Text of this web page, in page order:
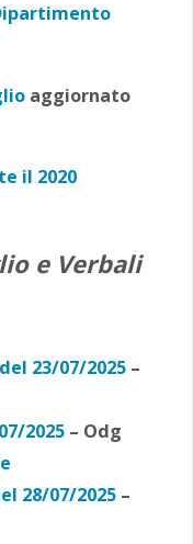
aggiornato
il 2020
e Verbali
23/07/2025 –
2025 – Odg
28/07/2025 –